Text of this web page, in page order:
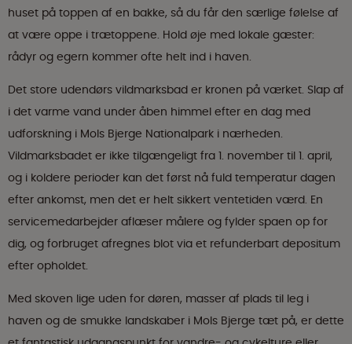
huset på toppen af en bakke, så du får den særlige følelse af
at være oppe i trætoppene. Hold øje med lokale gæster:
rådyr og egern kommer ofte helt ind i haven.
Det store udendørs vildmarksbad er kronen på værket. Slap af
i det varme vand under åben himmel efter en dag med
udforskning i Mols Bjerge Nationalpark i nærheden.
Vildmarksbadet er ikke tilgængeligt fra 1. november til 1. april,
og i koldere perioder kan det først nå fuld temperatur dagen
efter ankomst, men det er helt sikkert ventetiden værd. En
servicemedarbejder aflæser målere og fylder spaen op for
dig, og forbruget afregnes blot via et refunderbart depositum
efter opholdet.
Med skoven lige uden for døren, masser af plads til leg i
haven og de smukke landskaber i Mols Bjerge tæt på, er dette